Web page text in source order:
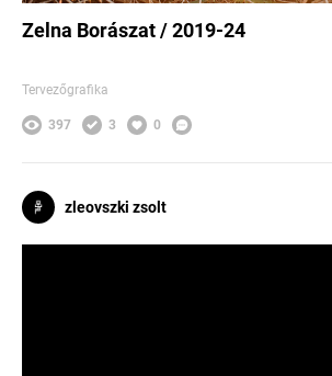
Zelna Borászat / 2019-24
Tervezőgrafika
397 3 0
zleovszki zsolt